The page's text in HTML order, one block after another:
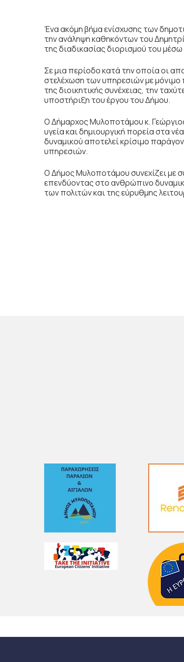
Ένα ακόμη βήμα ενίσχυσης των
την ανάληψη καθηκόντων του
τηςδιαδικασίας διορισμού του
Σε μια περίοδο κατά την οποία οι
στελέχωση των υπηρεσιών με
της διοικητικής συνέχειας, την
υποστήριξη του έργου του Δήμου.
Ο Δήμαρχος Μυλοποτάμουκ.
υγεία και δημιουργική πορεία στα
δυναμικού αποτελεί κρίσιμο
υπηρεσιών.
Ο Δήμος Μυλοποτάμου συνεχίζει με
επενδύοντας στο ανθρώπινο
των πολιτών και της εύρυθμης